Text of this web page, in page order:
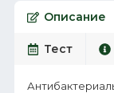
Описание
Тест